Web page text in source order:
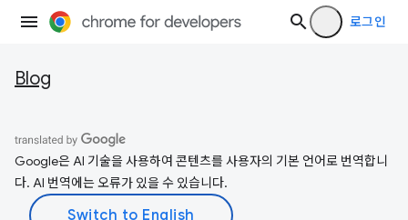
로그인
Blog
Google은 AI 기술을 사용하여 콘텐츠를 사용자의 기본 언어로 번역합니
다. AI 번역에는 오류가 있을 수 있습니다.